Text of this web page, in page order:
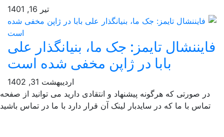
تایمز: جک ما، بنیانگذار علی
بابا در ژاپن مخفی شده است
اردیبهشت 31, 1402
صورتی که هرگونه پیشنهاد و انتقادی دارید می توانید از صفحه
با ما که در سایدبار لینک آن قرار دارد با ما در تماس باشید